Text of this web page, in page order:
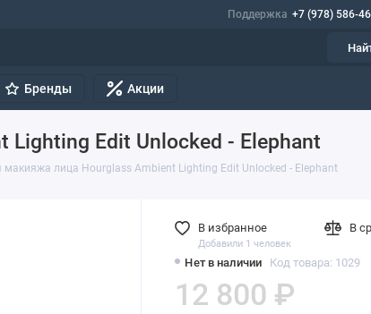
Поддержка +7 (978) 586-
Бренды Акции
Lighting Edit Unlocked - Elephant
макияжа лица Hourglass Ambient Lighting Edit Unlocked - Elephant
Нет в наличии Код товара: 1029
12 800 ₽
В избранное
Добавили 1 человек
В